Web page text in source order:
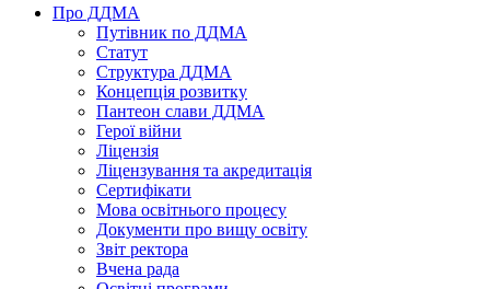
Про ДДМА
Путівник по ДДМА
Статут
Структура ДДМА
Концепція розвитку
Пантеон слави ДДМА
Герої війни
Ліцензія
Ліцензування та акредитація
Сертифікати
Мова освітнього процесу
Документи про вищу освіту
Звіт ректора
Вчена рада